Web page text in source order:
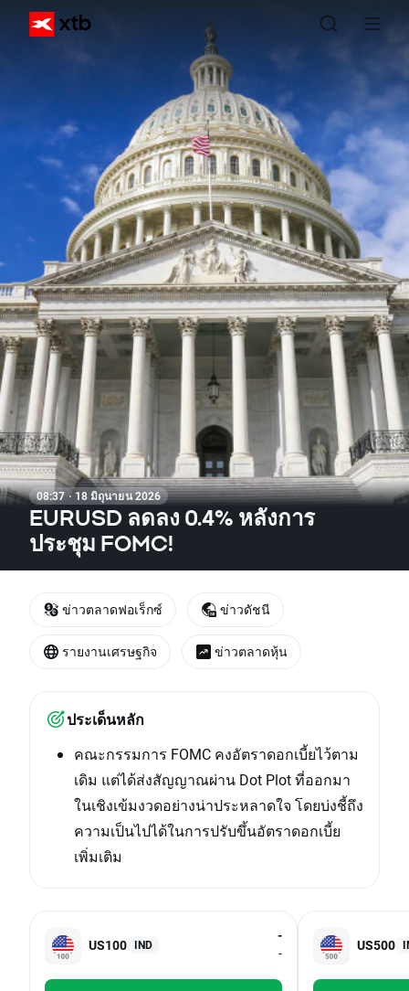
08:37 · 18 มิถุนายน 2026
EURUSD ลดลง 0.4% หลังการ
ประชุม FOMC!
ประเด็นหลัก
คณะกรรมการ FOMC คงอัตราดอกเบี้ยไว้ตาม
เดิม แต่ได้ส่งสัญญาณผ่าน Dot Plot ที่ออกมา
ในเชิงเข้มงวดอย่างน่าประหลาดใจ โดยบ่งชี้ถึง
ความเป็นไปได้ในการปรับขึ้นอัตราดอกเบี้ย
เพิ่มเติม
US100 IND
-
-
US500
ข่าวตลาดฟอเร็กซ์ ข่าวดัชนี
รายงานเศรษฐกิจ ข่าวตลาดหุ้น